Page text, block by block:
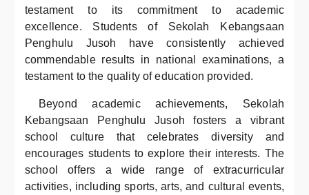
testament to its commitment to academic
excellence. Students of Sekolah Kebangsaan
Penghulu Jusoh have consistently achieved
commendable results in national examinations, a
testament to the quality of education provided.
Beyond academic achievements, Sekolah
Kebangsaan Penghulu Jusoh fosters a vibrant
school culture that celebrates diversity and
encourages students to explore their interests. The
school offers a wide range of extracurricular
activities, including sports, arts, and cultural events,